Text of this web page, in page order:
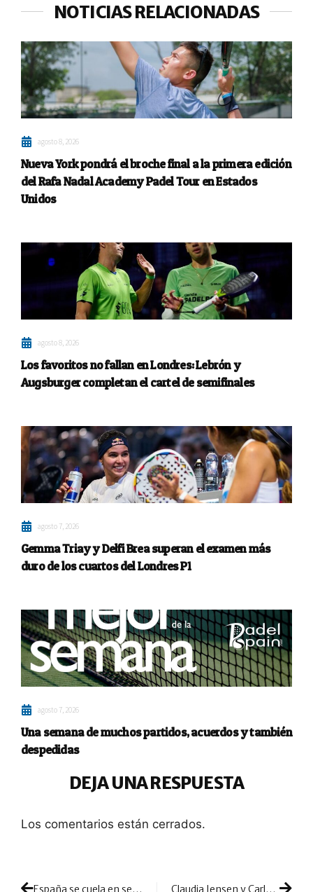
NOTICIAS RELACIONADAS
agosto 8, 2026
Nueva York pondrá el broche final a la primera edición
del Rafa Nadal Academy Padel Tour en Estados
Unidos
agosto 8, 2026
Los favoritos no fallan en Londres: Lebrón y
Augsburger completan el cartel de semifinales
agosto 7, 2026
Gemma Triay y Delfi Brea superan el examen más
duro de los cuartos del Londres P1
agosto 7, 2026
Una semana de muchos partidos, acuerdos y también
despedidas
DEJA UNA RESPUESTA
Los comentarios están cerrados.
España se cuela en semis con victorias ante Dinamarca y Portugal Claudia Jensen y Carla Mesa vuelven a convertirse en grandes protagonistas de la jornada